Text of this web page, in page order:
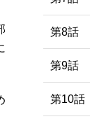
第8話
第9話
第10話